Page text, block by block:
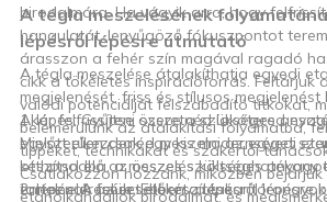
birodalmára. Ha vágyik arra, hogy
hangulatát, lenyűgöző fókuszpontot
árasszon a fehér szín magával ragadó
cikk a tökéletes inspirációforrás. Feltárjuk
valódi potenciálját felszabadító titkokat,
belemerülünk az átalakítási folyamatba,
tippeket, technikákat és szakértői
Csatlakozzon hozzánk, miközben
etanolkandallók birodalmát, és
A tégla meszelésének
lépésről lépésre útmutató
A tégla meszelése átalakíthatja egyedi
megjelenését, friss és stílusos megjelenést
Akár felfrissíteni szeretnéd lakótered
egyszerűen csak egy kis modernséget
otthonodba, a meszelés költséghatékony
ennek elérésére. Ebben a lépésről lépésre
1. lépés: Gyűjtse össze a szükséges
Mielőtt elkezdenéd meszelni az egyedi
készítsd elő az összes szükséges
tartoznak az ecseteket, a
2. lépés: A felület előkészítése